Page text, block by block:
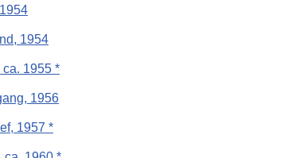
1954
ca. 1955 *
1956
1957 *